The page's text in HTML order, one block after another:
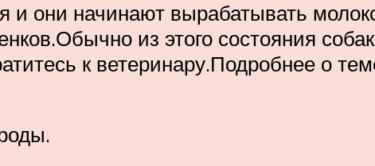
и они начинают вырабатывать
из этого состояния
к ветеринару.Подробнее о